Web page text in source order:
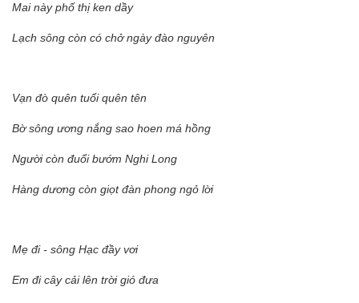
Mai này phố thị ken dầy
Lạch sông còn có chở ngày đào nguyên
Vạn đò quên tuổi quên tên
Bờ sông ương nắng sao hoen má hồng
Người còn đuổi bướm Nghi Long
Hàng dương còn giọt đàn phong ngỏ lời
Mẹ đi - sông Hạc đầy vơi
Em đi cây cải lên trời gió đưa